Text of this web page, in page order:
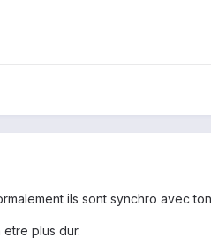
ils sont synchro avec
etre plus dur.